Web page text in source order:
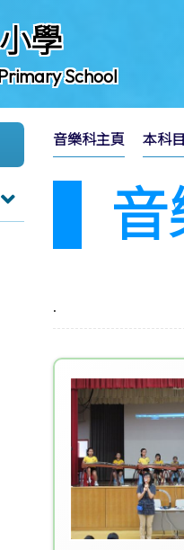
學
School
音樂科主頁 本科
.